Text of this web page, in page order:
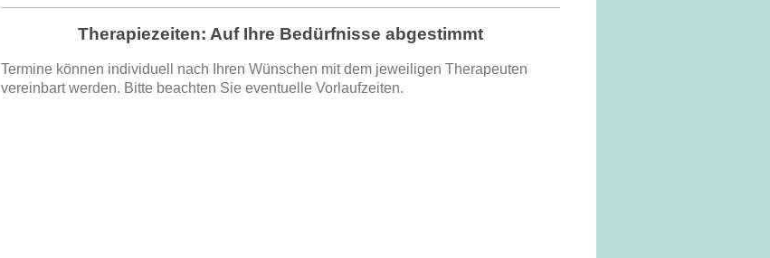
Therapiezeiten: Auf Ihre Bedürfnisse abgestimmt
Termine können individuell nach Ihren Wünschen mit dem jeweiligen Therapeuten
vereinbart werden. Bitte beachten Sie eventuelle Vorlaufzeiten.